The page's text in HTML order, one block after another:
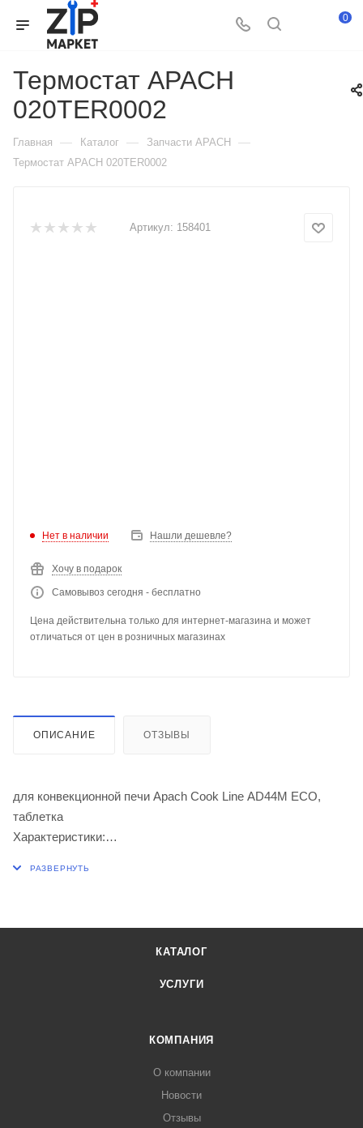
0
Термостат APACH
020TER0002
Главная — Каталог — Запчасти APACH —
Термостат APACH 020TER0002
Артикул: 158401
Нет в наличии Нашли дешевле?
Хочу в подарок
Самовывоз сегодня - бесплатно
Цена действительна только для интернет-магазина и может
отличаться от цен в розничных магазинах
ОПИСАНИЕ ОТЗЫВЫ
для конвекционной печи Apach Cook Line AD44M ECO,
таблетка
Характеристики:
КАТАЛОГ
УСЛУГИ
КОМПАНИЯ
О компании
Новости
Отзывы